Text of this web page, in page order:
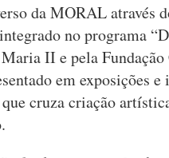
da MORAL através
no programa
II e pela
em exposições
cruza criação